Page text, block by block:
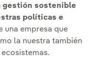
gestión sostenible
políticas e
una empresa que
la nuestra también